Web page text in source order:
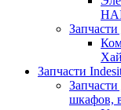
Запчасти
шкафов,